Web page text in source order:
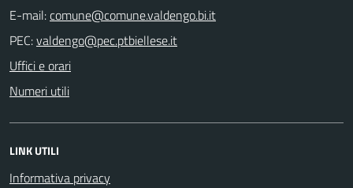
E-mail:
PEC:
Uffici e orari
Numeri utili
LINK UTILI
Informativa privacy